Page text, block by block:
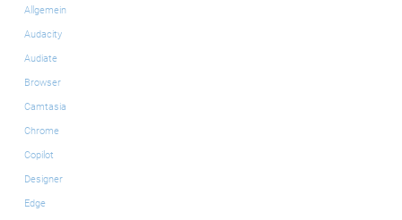
Allgemein
Audacity
Audiate
Browser
Camtasia
Chrome
Copilot
Designer
Edge